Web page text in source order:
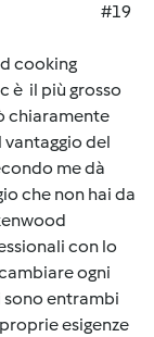
#19
cooking
è il più grosso
chiaramente
vantaggio del
me dà
che non hai da
con lo
ogni
entrambi
esigenze